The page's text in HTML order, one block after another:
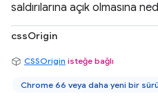
saldırılarına açık olmasına
cssOrigin
CSSOrigin isteğe bağlı
Chrome 66 veya daha yeni bir